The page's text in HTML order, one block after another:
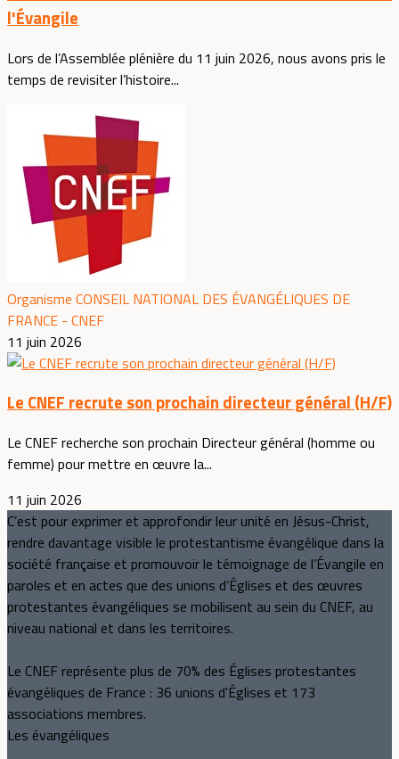
l'Évangile
Lors de l’Assemblée plénière du 11 juin 2026, nous avons pris le
temps de revisiter l’histoire...
Organisme CONSEIL NATIONAL DES ÉVANGÉLIQUES DE
FRANCE - CNEF
11 juin 2026
Le CNEF recrute son prochain directeur général (H/F)
Le CNEF recherche son prochain Directeur général (homme ou
femme) pour mettre en œuvre la...
11 juin 2026
C’est pour exprimer et approfondir leur unité en Jésus-Christ,
rendre davantage visible le protestantisme évangélique dans la
société française et promouvoir le témoignage de l’Évangile en
paroles et en actes que des unions d’Églises et des œuvres
protestantes évangéliques se mobilisent au sein du CNEF, au
niveau national et dans les territoires.
Le CNEF représente plus de 70% des Églises protestantes
évangéliques de France : 36 unions d'Églises et 173
associations membres.
Les évangéliques